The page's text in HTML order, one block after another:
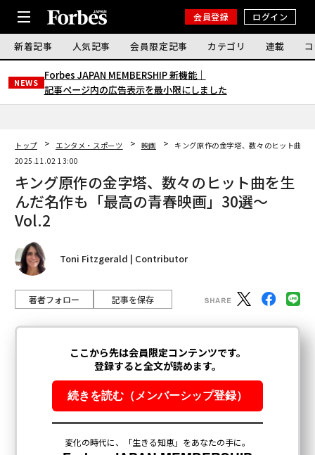
会員登録 ログイン
新着記事 人気記事 会員限定記事 カテゴリ 連載
NEWS
Forbes JAPAN MEMBERSHIP 新機能｜
記事ページ内の広告表示を最小限にしました
トップ エンタメ・スポーツ 映画
キング原作の金字塔、数々のヒット曲
2025.11.02 13:00
キング原作の金字塔、数々のヒット曲を生
んだ名作も「最高の青春映画」30選〜
Vol.2
Toni Fitzgerald | Contributor
著者フォロー 記事を保存